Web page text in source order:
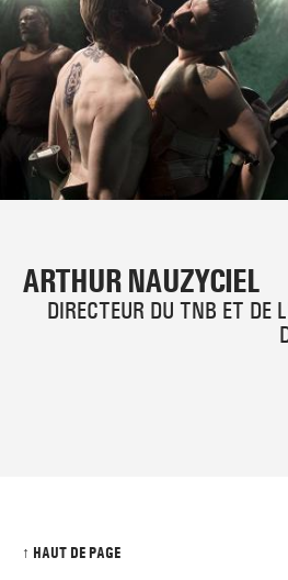
ARTHUR NAUZYCIEL
DIRECTEUR DU TNB ET DE
↑ HAUT DE PAGE